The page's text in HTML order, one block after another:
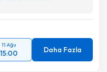
11 Ağu
15:00 Daha Fazla